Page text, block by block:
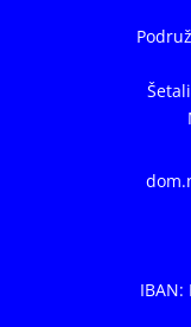
IBAN: